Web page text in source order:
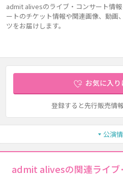
admit alivesのライブ・コンサート情
ートのチケット情報や関連画像、動画
ツをお届けします。
お気に入
登録すると先行販売情
公演
admit alivesの関連ライブ